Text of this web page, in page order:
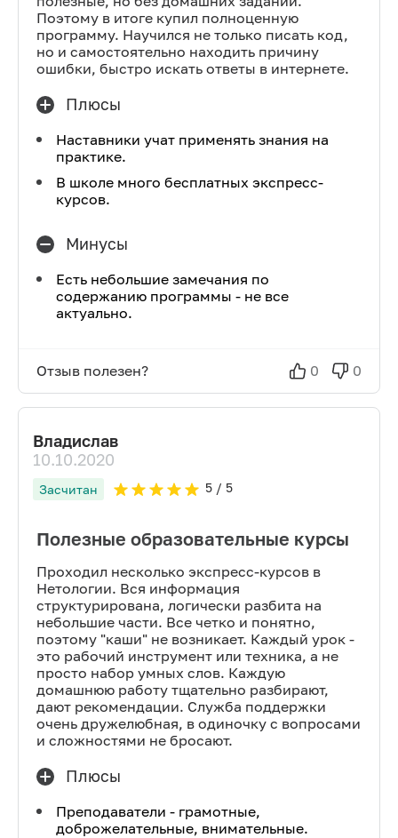
Поэтому в итоге купил полноценную
программу. Научился не только писать код,
но и самостоятельно находить причину
ошибки, быстро искать ответы в интернете.
Плюсы
Наставники учат применять знания на
практике.
В школе много бесплатных экспресс-
курсов.
Минусы
Есть небольшие замечания по
содержанию программы - не все
актуально.
Отзыв полезен? 0 0
Владислав
10.10.2020
Засчитан 5/ 5
Полезные образовательные курсы
Проходил несколько экспресс-курсов в
Нетологии. Вся информация
структурирована, логически разбита на
небольшие части. Все четко и понятно,
поэтому "каши" не возникает. Каждый урок -
это рабочий инструмент или техника, а не
просто набор умных слов. Каждую
домашнюю работу тщательно разбирают,
дают рекомендации. Служба поддержки
очень дружелюбная, в одиночку с вопросами
и сложностями не бросают.
Плюсы
Преподаватели - грамотные,
доброжелательные, внимательные.